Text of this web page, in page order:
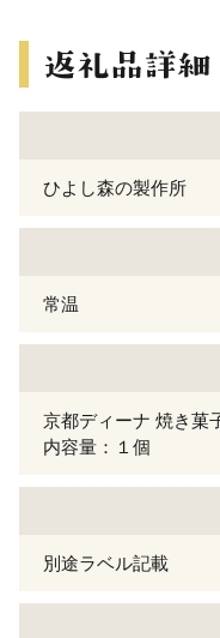
ひよし森の製作所
常温
京都ディーナ 焼き菓
内容量：１個
別途ラベル記載